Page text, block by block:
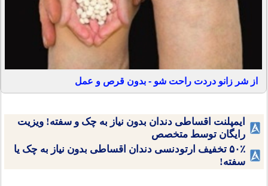
از شر زانو دردت راحت شو - بدون قرص و عمل
ایمپلنت اقساطی دندان بدون نیاز به چک و سفته! ویزیت
رایگان توسط متخصص
۵۰٪ تخفیف ارتودنسی دندان اقساطی بدون نیاز به چک یا
سفته!